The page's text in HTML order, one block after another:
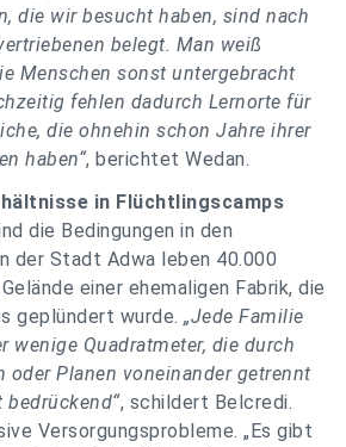
die wir besucht haben, sind nach
belegt. Man weiß
Menschen sonst untergebracht
fehlen dadurch Lernorte für
die ohnehin schon Jahre ihrer
haben“, berichtet Wedan.
in Flüchtlingscamps
die Bedingungen in den
der Stadt Adwa leben 40.000
einer ehemaligen Fabrik, die
geplündert wurde. „Jede Familie
wenige Quadratmeter, die durch
oder Planen voneinander getrennt
, schildert Belcredi.
Versorgungsprobleme. „Es gibt